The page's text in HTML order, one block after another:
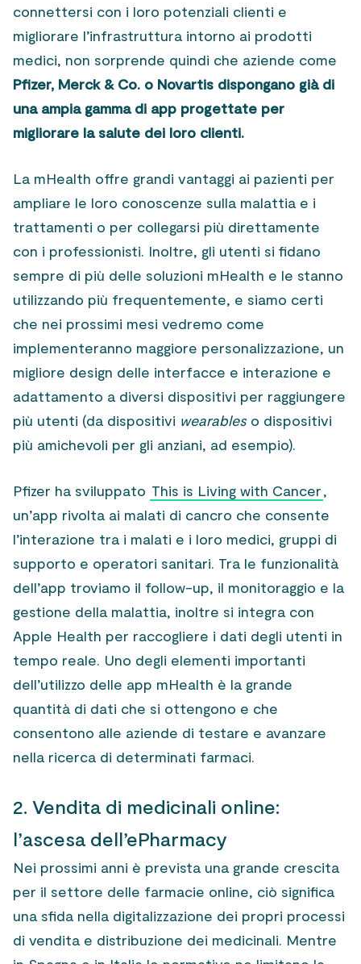
connettersi con i loro potenziali clienti e
migliorare l’infrastruttura intorno ai prodotti
medici, non sorprende quindi che aziende come
Pfizer, Merck & Co. o Novartis dispongano già di
una ampia gamma di app progettate per
migliorare la salute dei loro clienti.
La mHealth offre grandi vantaggi ai pazienti per
ampliare le loro conoscenze sulla malattia e i
trattamenti o per collegarsi più direttamente
con i professionisti. Inoltre, gli utenti si fidano
sempre di più delle soluzioni mHealth e le stanno
utilizzando più frequentemente, e siamo certi
che nei prossimi mesi vedremo come
implementeranno maggiore personalizzazione, un
migliore design delle interfacce e interazione e
adattamento a diversi dispositivi per raggiungere
più utenti (da dispositivi wearableso dispositivi
più amichevoli per gli anziani, ad esempio).
Pfizer ha sviluppato This is Living with Cancer,
un’app rivolta ai malati di cancro che consente
l’interazione tra i malati e i loro medici, gruppi di
supporto e operatori sanitari. Tra le funzionalità
dell’app troviamo il follow-up, il monitoraggio e la
gestione della malattia, inoltre si integra con
Apple Health per raccogliere i dati degli utenti in
tempo reale. Uno degli elementi importanti
dell’utilizzo delle app mHealth è la grande
quantità di dati che si ottengono e che
consentono alle aziende di testare e avanzare
nella ricerca di determinati farmaci.
2. Vendita di medicinali online:
l’ascesa dell’ePharmacy
Nei prossimi anni è prevista una grande crescita
per il settore delle farmacie online, ciò significa
una sfida nella digitalizzazione dei propri processi
di vendita e distribuzione dei medicinali. Mentre